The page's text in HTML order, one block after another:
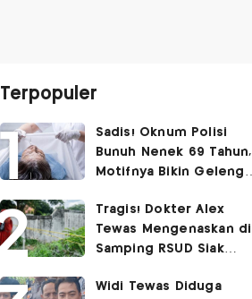
Terpopuler
Sadis! Oknum Polisi
Bunuh Nenek 69 Tahun,
Motifnya Bikin Geleng
Tragis! Dokter Alex
Tewas Mengenaskan di
Samping RSUD Siak
Rocuronium
Widi Tewas Diduga